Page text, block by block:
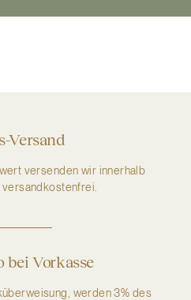
Versand
versenden wir innerhalb
bei Vorkasse
werden 3% des